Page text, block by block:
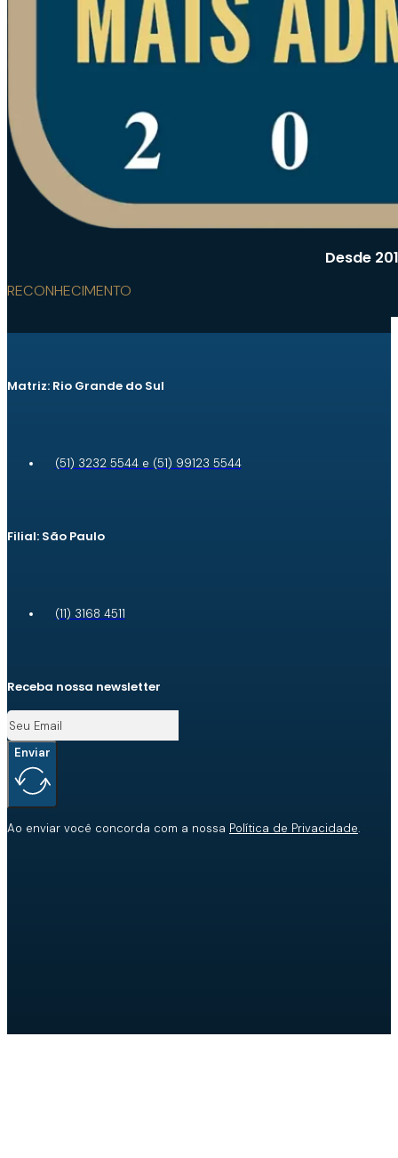
Desde
RECONHECIMENTO
Matriz: Rio Grande do Sul
(51) 3232 5544 e (51) 99123 5544
Filial: São Paulo
(11) 3168 4511
Receba nossa newsletter
Enviar
Ao enviar você concorda com a nossa Política de Privacidade.